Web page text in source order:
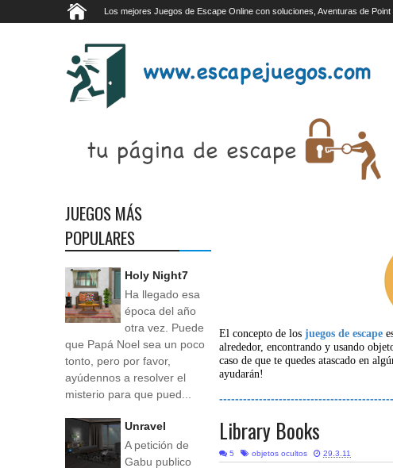
Los mejores Juegos de Escape Online con soluciones, Aventuras de
El concepto de losjuegos de escape
alrededor, encontrando y usando
caso de que te quedes atascado en
ayudarán!
Library Books
5 objetos ocultos 29.3.11
JUEGOS MÁS
POPULARES
Holy Night7
Ha llegado esa
época del año
otra vez. Puede
que Papá Noel sea un poco
tonto, pero por favor,
ayúdennos a resolver el
misterio para que pued...
Unravel
A petición de
Gabu publico